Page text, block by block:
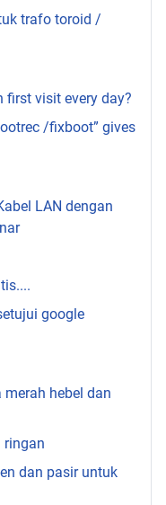
trafo toroid /
first visit every day?
/fixboot” gives
LAN dengan
google
hebel dan
ringan
dan pasir untuk